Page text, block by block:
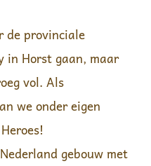
de provinciale
Horst gaan, maar
vol. Als
we onder eigen
!
gebouw met